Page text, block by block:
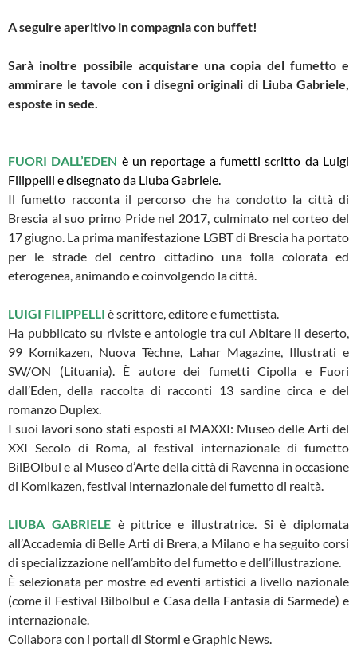
A seguire aperitivo in compagnia con buffet!
Sarà inoltre possibile acquistare una copia del fumetto e
ammirare le tavole con i disegni originali di Liuba Gabriele,
esposte in sede.
FUORI DALL’EDEN è un reportage a fumetti scritto da Luigi
Filippelli e disegnato da Liuba Gabriele.
Il fumetto racconta il percorso che ha condotto la città di
Brescia al suo primo Pride nel 2017, culminato nel corteo del
17 giugno. La prima manifestazione LGBT di Brescia ha portato
per le strade del centro cittadino una folla colorata ed
eterogenea, animando e coinvolgendo la città.
LUIGI FILIPPELLI è scrittore, editore e fumettista.
Ha pubblicato su riviste e antologie tra cui Abitare il deserto,
99 Komikazen, Nuova Tèchne, Lahar Magazine, Illustrati e
SW/ON (Lituania). È autore dei fumetti Cipolla e Fuori
dall’Eden, della raccolta di racconti 13 sardine circa e del
romanzo Duplex.
I suoi lavori sono stati esposti al MAXXI: Museo delle Arti del
XXI Secolo di Roma, al festival internazionale di fumetto
BilBOlbul e al Museo d’Arte della città di Ravenna in occasione
di Komikazen, festival internazionale del fumetto di realtà.
LIUBA GABRIELEè pittrice e illustratrice. Si è diplomata
all’Accademia di Belle Arti di Brera, a Milano e ha seguito corsi
di specializzazione nell’ambito del fumetto e dell’illustrazione.
È selezionata per mostre ed eventi artistici a livello nazionale
(come il Festival Bilbolbul e Casa della Fantasia di Sarmede) e
internazionale.
Collabora con i portali di Stormi e Graphic News.